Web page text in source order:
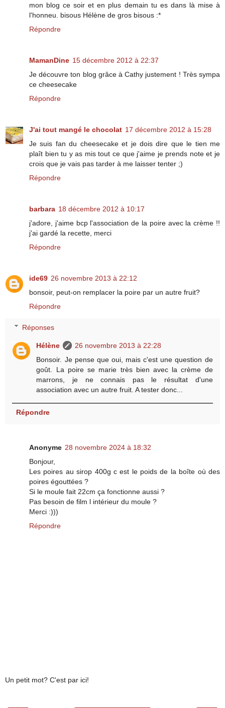
mon blog ce soir et en plus demain tu es dans là mise à
l'honneu. bisous Hélène de gros bisous :*
Répondre
MamanDine 15 décembre 2012 à 22:37
Je découvre ton blog grâce à Cathy justement ! Très sympa
ce cheesecake
Répondre
J'ai tout mangé le chocolat 17 décembre 2012 à 15:28
Je suis fan du cheesecake et je dois dire que le tien me
plaît bien tu y as mis tout ce que j'aime je prends note et je
crois que je vais pas tarder à me laisser tenter ;)
Répondre
barbara 18 décembre 2012 à 10:17
j'adore, j'aime bcp l'association de la poire avec la crème !!
j'ai gardé la recette, merci
Répondre
ide69 26 novembre 2013 à 22:12
bonsoir, peut-on remplacer la poire par un autre fruit?
Répondre
Réponses
Hélène
26 novembre 2013 à 22:28
Bonsoir. Je pense que oui, mais c'est une question de
goût. La poire se marie très bien avec la crème de
marrons, je ne connais pas le résultat d'une
association avec un autre fruit. A tester donc...
Répondre
Anonyme 28 novembre 2024 à 18:32
Bonjour,
Les poires au sirop 400g c est le poids de la boîte où des
poires égouttées ?
Si le moule fait 22cm ça fonctionne aussi ?
Pas besoin de film l intérieur du moule ?
Merci :)))
Répondre
Un petit mot? C'est par ici!